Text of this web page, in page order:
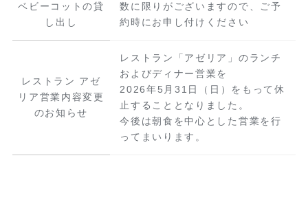
ベビーコットの貸
し出し
数に限りがございますので、ご予
約時にお申し付けください
レストラン アゼ
リア営業内容変更
のお知らせ
レストラン「アゼリア」のランチ
およびディナー営業を
2026年5月31日（日）をもって休
止することとなりました。
今後は朝食を中心とした営業を行
ってまいります。